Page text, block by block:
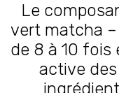
Le
vert matcha
de 8 à 10 fois
active